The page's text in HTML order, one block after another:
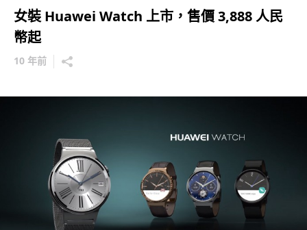
女裝 Huawei Watch 上市，售價 3,888 人民
幣起
10 年前